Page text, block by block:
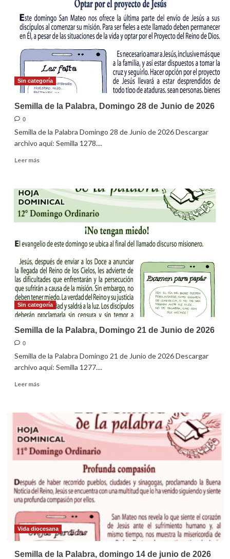
de
Julio
de
2026.
Sin categoría
Semilla de la Palabra, Domingo 28 de Junio de 2026
0
Semilla de la Palabra Domingo 28 de Junio de 2026 Descargar
archivo aquí: Semilla 1278....
Leer másLeer
Semilla
de
la
Palabra,
de
de
2026
Sin categoría
Semilla de la Palabra, Domingo 21 de Junio de 2026
0
Semilla de la Palabra Domingo 21 de Junio de 2026 Descargar
archivo aquí: Semilla 1277....
Leer másLeer
Semilla
de
la
Palabra,
Domingo
21
Junio
de
2026
Vida diocesana
Semilla de la Palabra, domingo 14 de junio de 2026